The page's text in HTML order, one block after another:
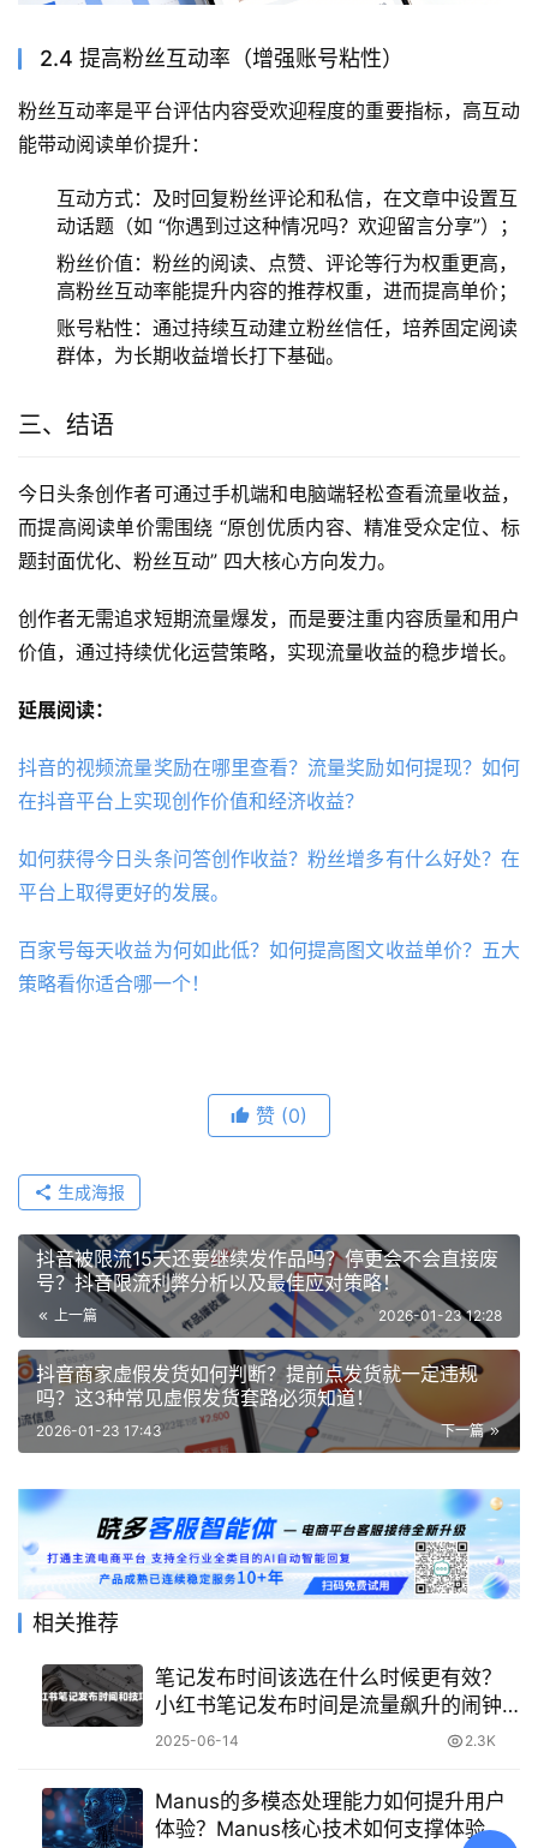
2.4 提高粉丝互动率（增强账号粘性）
粉丝互动率是平台评估内容受欢迎程度的重要指标，高互动
能带动阅读单价提升：
互动方式：及时回复粉丝评论和私信，在文章中设置互
动话题（如 “你遇到过这种情况吗？欢迎留言分享”）；
粉丝价值：粉丝的阅读、点赞、评论等行为权重更高，
高粉丝互动率能提升内容的推荐权重，进而提高单价；
账号粘性：通过持续互动建立粉丝信任，培养固定阅读
群体，为长期收益增长打下基础。
三、结语
今日头条创作者可通过手机端和电脑端轻松查看流量收益，
而提高阅读单价需围绕 “原创优质内容、精准受众定位、标
题封面优化、粉丝互动” 四大核心方向发力。
创作者无需追求短期流量爆发，而是要注重内容质量和用户
价值，通过持续优化运营策略，实现流量收益的稳步增长。
延展阅读：
抖音的视频流量奖励在哪里查看？流量奖励如何提现？如何
在抖音平台上实现创作价值和经济收益？
如何获得今日头条问答创作收益？粉丝增多有什么好处？在
平台上取得更好的发展。
百家号每天收益为何如此低？如何提高图文收益单价？五大
策略看你适合哪一个！
赞 (0)
生成海报
抖音被限流15天还要继续发作品吗？停更会不会直接废
号？抖音限流利弊分析以及最佳应对策略！
上一篇 2026-01-23 12:28
抖音商家虚假发货如何判断？提前点发货就一定违规
吗？这3种常见虚假发货套路必须知道！
下一篇
2026-01-23 17:43
相关推荐
笔记发布时间该选在什么时候更有效？
小红书笔记发布时间是流量飙升的闹钟
还是自嗨的定时炸弹？
2025-06-14 2.3K
Manus的多模态处理能力如何提升用户
体验？Manus核心技术如何支撑体验升